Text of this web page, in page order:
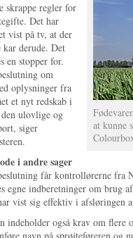
at kunne
skrappe regler for
Det har
vist på tv, at der
kar derude. Det
en stopper for.
om
oplysninger fra
et nyt redskab i
ulovlige og
siger
i andre sager
får kontrollørerne fra
egne indberetninger om brug
vist sig effektiv i afsløringen
indeholder også krav om flere